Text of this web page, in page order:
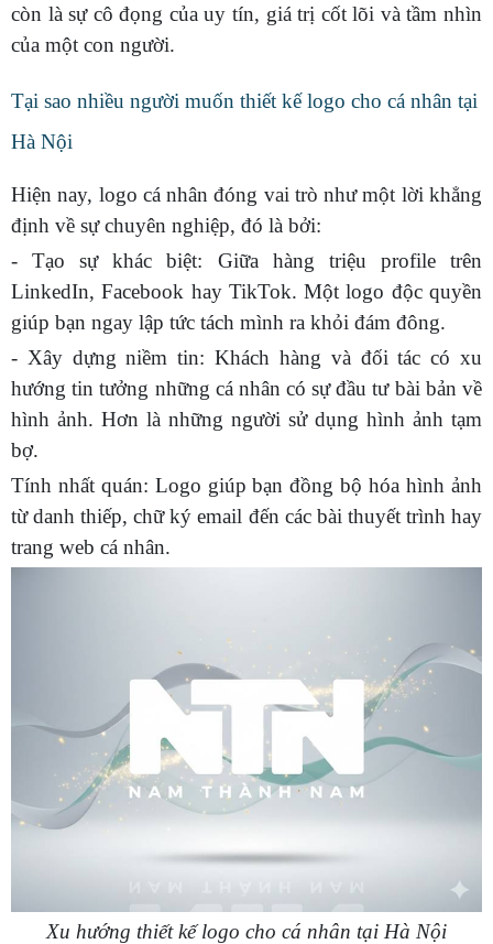
còn là sự cô đọng của uy tín, giá trị cốt lõi và tầm nhìn
của một con người.
Tại sao nhiều người muốn thiết kế logo cho cá nhân tại
Hà Nội
Hiện nay, logo cá nhân đóng vai trò như một lời khẳng
định về sự chuyên nghiệp, đó là bởi:
- Tạo sự khác biệt: Giữa hàng triệu profile trên
LinkedIn, Facebook hay TikTok. Một logo độc quyền
giúp bạn ngay lập tức tách mình ra khỏi đám đông.
- Xây dựng niềm tin: Khách hàng và đối tác có xu
hướng tin tưởng những cá nhân có sự đầu tư bài bản về
hình ảnh. Hơn là những người sử dụng hình ảnh tạm
bợ.
Tính nhất quán: Logo giúp bạn đồng bộ hóa hình ảnh
từ danh thiếp, chữ ký email đến các bài thuyết trình hay
trang web cá nhân.
Xu hướng thiết kế logo cho cá nhân tại Hà Nội